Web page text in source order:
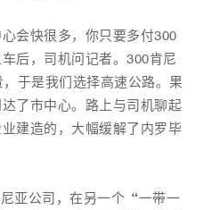
会快很多，你只要多付300
后，司机问记者。300肯尼
于是我们选择高速公路。果
了市中心。路上与司机聊起
建造的，大幅缓解了内罗毕
亚公司，在另一个“一带一